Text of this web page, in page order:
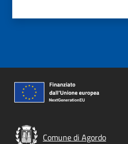
Comune di Agordo